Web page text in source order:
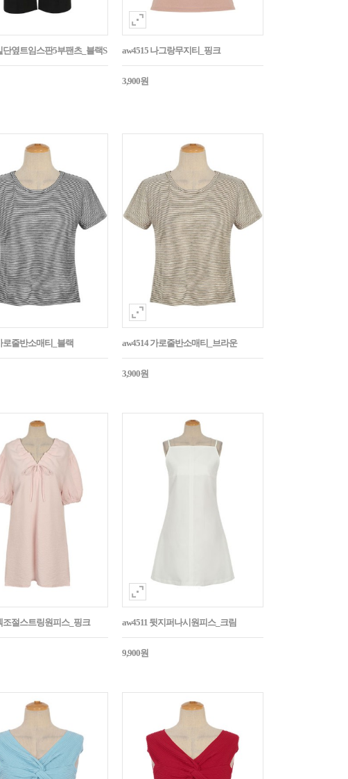
단옆트임스판5부팬츠_블랙S aw4515 나그랑무지티_핑크
3,900원
로줄반소매티_블랙 aw4514 가로줄반소매티_브라운
3,900원
조절스트링원피스_핑크 aw4511 뒷지퍼나시원피스_크림
9,900원